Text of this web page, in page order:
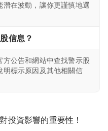
在波動，讓你更謹慎地選
信息？
公告和網站中查找警示股
明標示原因及其他相關信
投資影響的重要性！